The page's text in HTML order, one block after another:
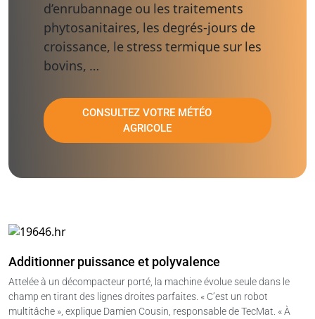
d’enrubannage ou les traitements
phytosanitaires, les degrés-jours de
croissance, le stress termique sur les
bovins, …
CONSULTEZ VOTRE MÉTÉO
AGRICOLE
Additionner puissance et polyvalence
Attelée à un décompacteur porté, la machine évolue seule dans le
champ en tirant des lignes droites parfaites. « C’est un robot
multitâche », explique Damien Cousin, responsable de TecMat. « À